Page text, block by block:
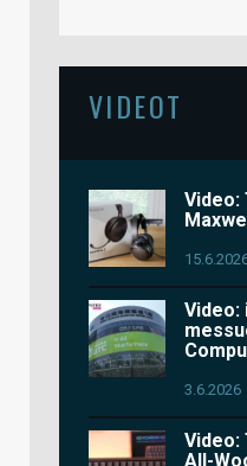
VIDEOT
Video:
Video:
3.6.2026
Video:
All-